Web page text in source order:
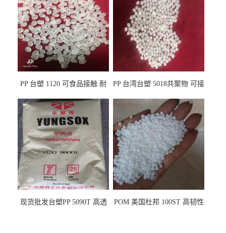
PP 台塑 1120 可食品接触 耐
PP 台湾台塑 5018共聚物 可接
现货批发台塑PP 5090T 高透
POM 美国杜邦 100ST 高韧性